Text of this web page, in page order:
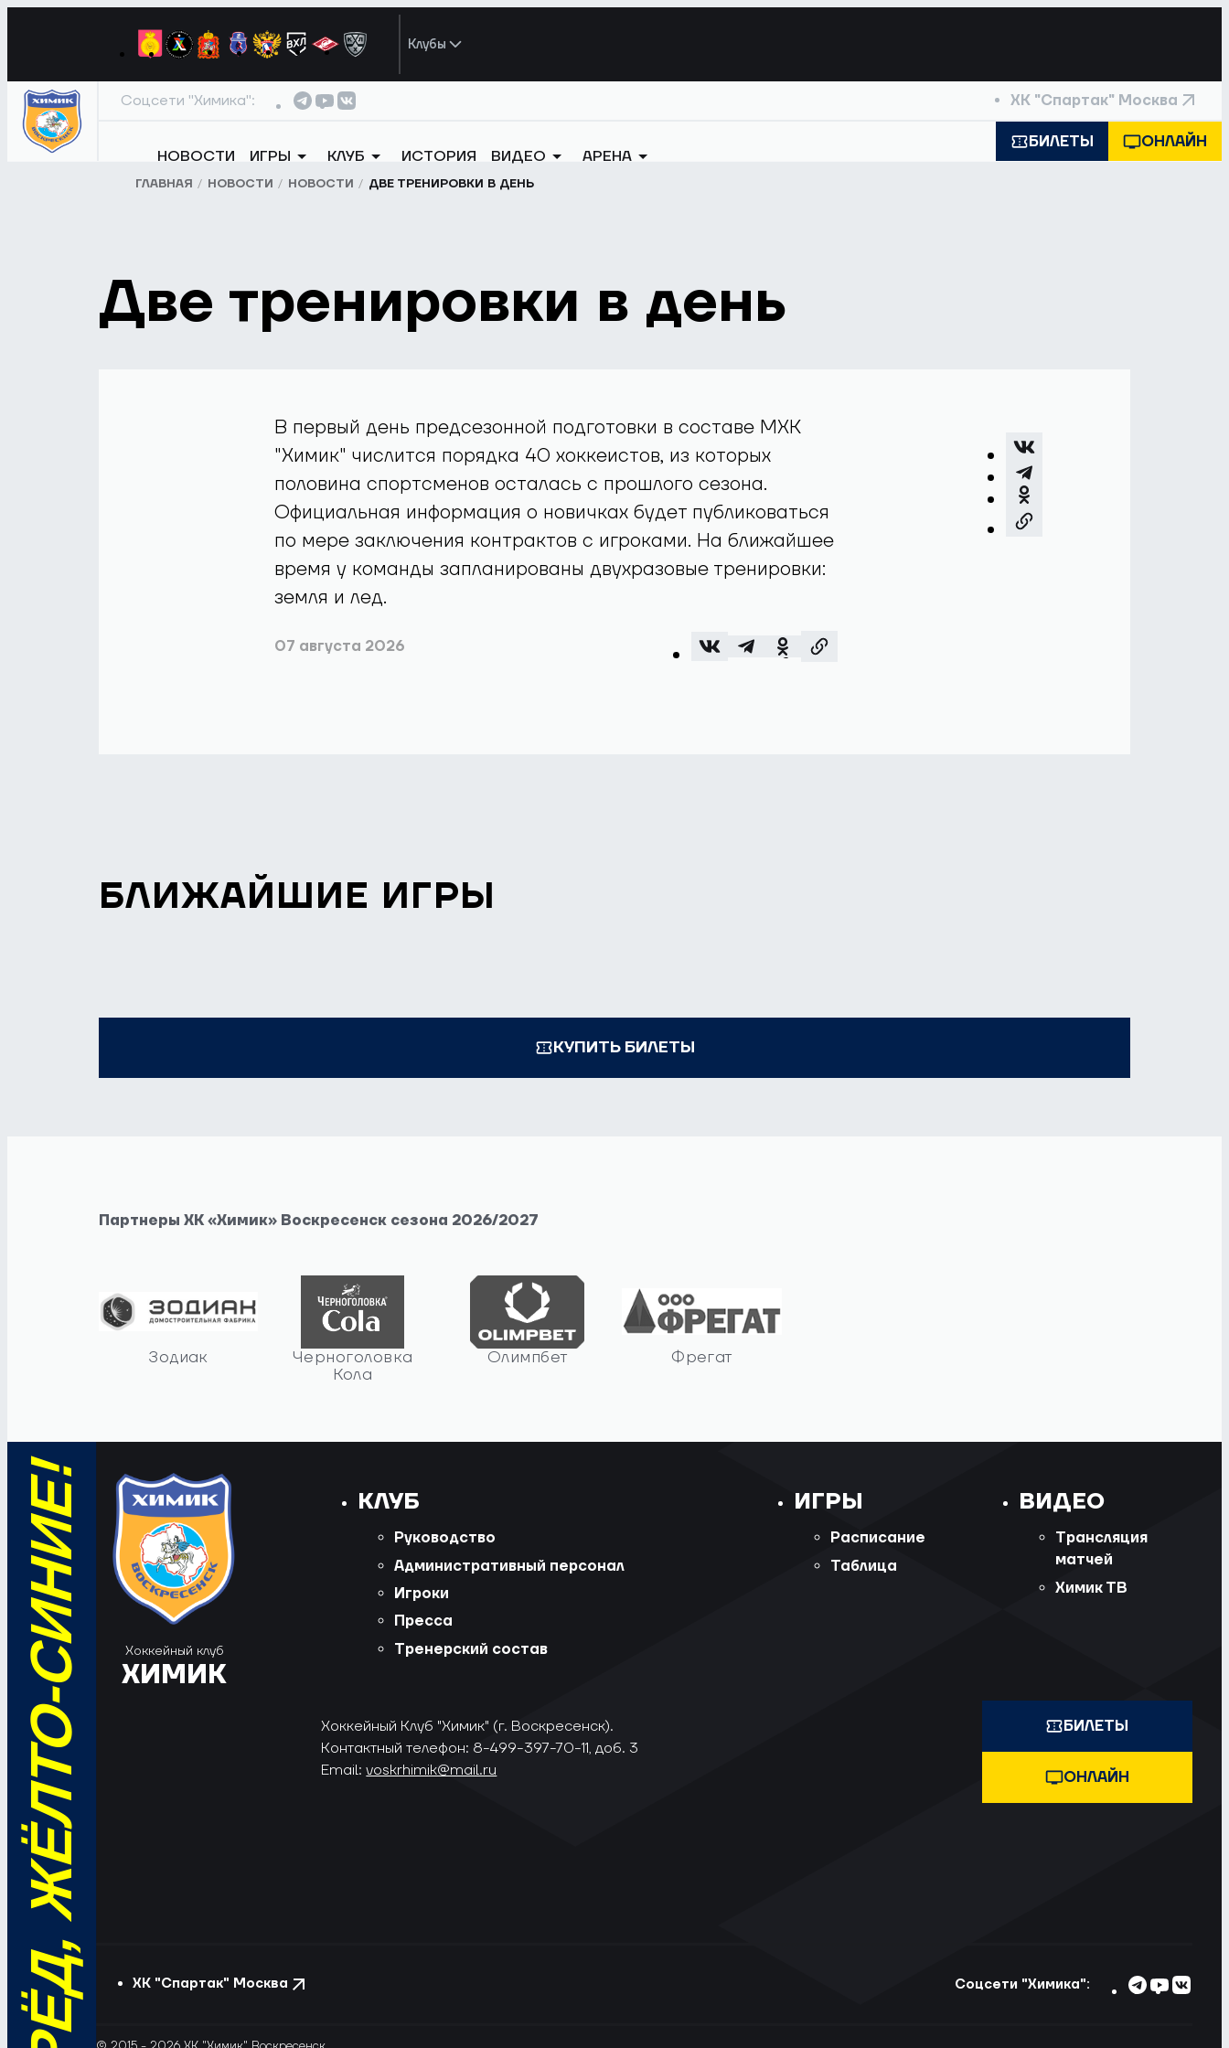
Клубы
Соцсети "Химика": ХК "Спартак" Москва
НОВОСТИ ИГРЫ КЛУБ ИСТОРИЯ ВИДЕО АРЕНА
БИЛЕТЫ ОНЛАЙН
ГЛАВНАЯ НОВОСТИ НОВОСТИ ДВЕ ТРЕНИРОВКИ В ДЕНЬ
Две тренировки в день
В первый день предсезонной подготовки в составе МХК
"Химик" числится порядка 40 хоккеистов, из которых
половина спортсменов осталась с прошлого сезона.
Официальная информация о новичках будет публиковаться
по мере заключения контрактов с игроками. На ближайшее
время у команды запланированы двухразовые тренировки:
земля и лед.
07 августа 2026
БЛИЖАЙШИЕ ИГРЫ
КУПИТЬ БИЛЕТЫ
Партнеры ХК «Химик» Воскресенск сезона 2026/2027
Зодиак
Черноголовка
Кола
Олимпбет Фрегат
ВПЕРЁД, ЖЁЛТО-СИНИЕ! Хоккейный клуб
ХИМИК
КЛУБ
Руководство
Административный персонал
Игроки
Пресса
Тренерский состав
ИГРЫ
Расписание
Таблица
ВИДЕО
Трансляция
матчей
Химик ТВ
Хоккейный Клуб "Химик" (г. Воскресенск).
Контактный телефон: 8-499-397-70-11, доб. 3
Email:voskrhimik@mail.ru
БИЛЕТЫ
ОНЛАЙН
ХК "Спартак" Москва Соцсети "Химика":